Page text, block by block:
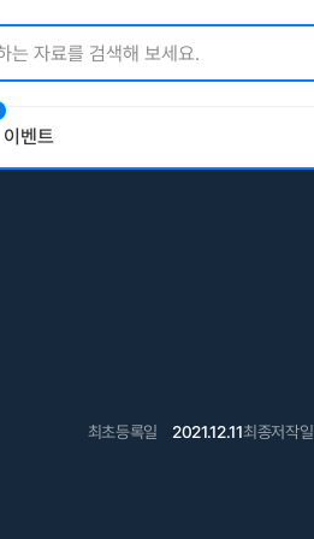
이벤트
최초등록일 2021.12.11최종저작일